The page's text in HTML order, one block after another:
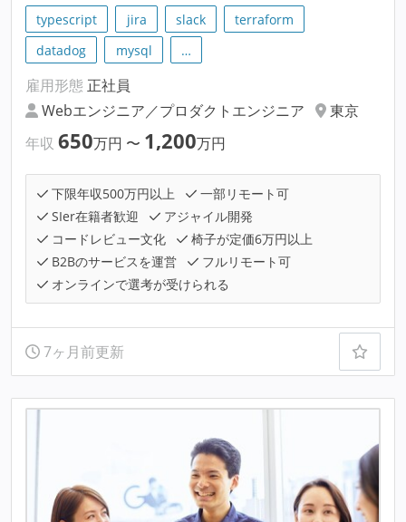
typescript jira slack
terraform
datadog
mysql …
雇用形態 正社員
Webエンジニア／プロダクトエンジニア
東京
年収 650万円 〜 1,200万円
下限年収500万円以上
一部リモート可
SIer在籍者歓迎
アジャイル開発
コードレビュー文化
椅子が定価6万円以上
B2Bのサービスを運営
フルリモート可
オンラインで選考が受けられる
7ヶ月前更新